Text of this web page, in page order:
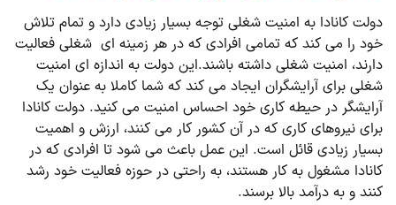
دولت کانادا به امنیت شغلی توجه بسیار زیادی دارد و تمام تلاش
خود را می کند که تمامی افرادی که در هر زمینه ای شغلی فعالیت
دارند، امنیت شغلی داشته باشند.این دولت به اندازه ای امنیت
شغلی برای آرایشگران ایجاد می کند که شما کاملا به عنوان یک
آرایشگر در حیطه کاری خود احساس امنیت می کنید. دولت کانادا
برای نیروهای کاری که در آن کشور کار می کنند، ارزش و اهمیت
بسیار زیادی قائل است. این عمل باعث می شود تا افرادی که در
کانادا مشغول به کار هستند، به راحتی در حوزه فعالیت خود رشد
کنند و به درآمد بالا برسند.